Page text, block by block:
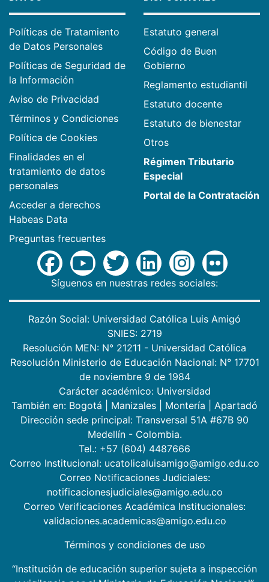
Políticas de Tratamiento
de Datos Personales
Políticas de Seguridad de
la Información
Aviso de Privacidad
Términos y Condiciones
Política de Cookies
Finalidades en el
tratamiento de datos
personales
Acceder a derechos
Habeas Data
Preguntas frecuentes
Estatuto general
Código de Buen
Gobierno
Reglamento estudiantil
Estatuto docente
Estatuto de bienestar
Otros
Régimen Tributario
Especial
Portal de la Contratación
Síguenos en nuestras redes sociales:
Razón Social: Universidad Católica Luis Amigó
SNIES: 2719
Resolución MEN: N° 21211 - Universidad Católica
Resolución Ministerio de Educación Nacional: N° 17701
de noviembre 9 de 1984
Carácter académico: Universidad
También en: Bogotá Manizales Montería
Apartadó
Dirección sede principal: Transversal 51A #67B 90
Medellín - Colombia.
Tel.: +57 (604) 4487666
Correo Institucional: ucatolicaluisamigo@amigo.edu.co
Correo Notificaciones Judiciales:
notificacionesjudiciales@amigo.edu.co
Correo Verificaciones Académica Institucionales:
validaciones.academicas@amigo.edu.co
Términos y condiciones de uso
“Institución de educación superior sujeta a inspección